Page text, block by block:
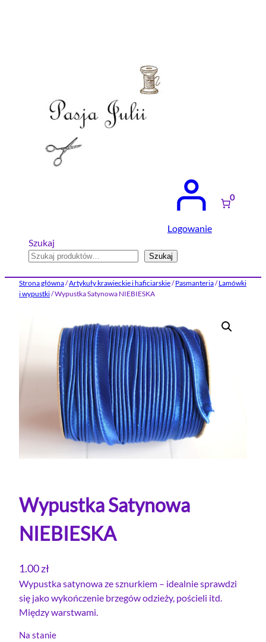
Logowanie
0
Szukaj
Szukaj
Strona główna/Artykuły krawieckie i haficiarskie/Pasmanteria/Lamówki
i wypustki/ Wypustka Satynowa NIEBIESKA
Wypustka Satynowa
NIEBIESKA
1.00zł
Wypustka satynowa ze sznurkiem – idealnie sprawdzi
się jako wykończenie brzegów odzieży, pościeli itd.
Między warstwami.
Na stanie